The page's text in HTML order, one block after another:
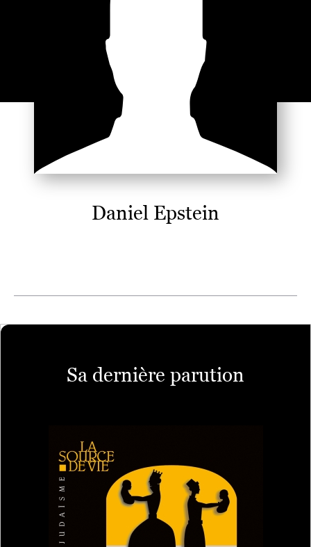
Daniel Epstein
Sa dernière parution